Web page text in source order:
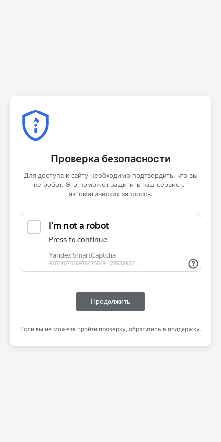
Проверка безопасности
Для доступа к сайту необходимо подтвердить, что вы
не робот. Это поможет защитить наш сервис от
автоматических запросов.
Продолжить
Если вы не можете пройти проверку, обратитесь в поддержку.